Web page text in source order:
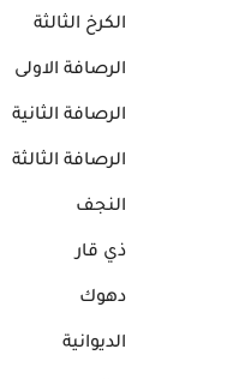
الكرخ الثالثة
الرصافة الاولى
الرصافة الثانية
الرصافة الثالثة
النجف
ذي قار
دهوك
الديوانية